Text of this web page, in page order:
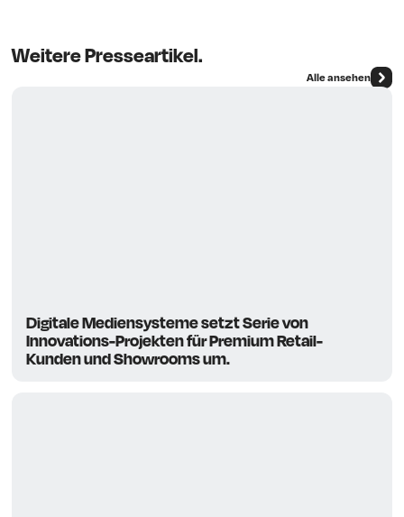
Weitere Presseartikel.
Alle ansehen
Digitale Mediensysteme setzt Serie von
Innovations-Projekten für Premium Retail-
Kunden und Showrooms um.